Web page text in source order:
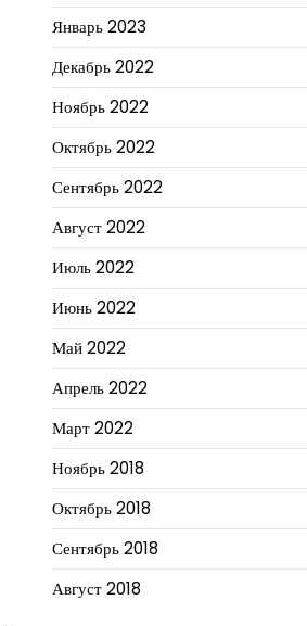
Январь 2023
Декабрь 2022
Ноябрь 2022
Октябрь 2022
Сентябрь 2022
Август 2022
Июль 2022
Июнь 2022
Май 2022
Апрель 2022
Март 2022
Ноябрь 2018
Октябрь 2018
Сентябрь 2018
Август 2018